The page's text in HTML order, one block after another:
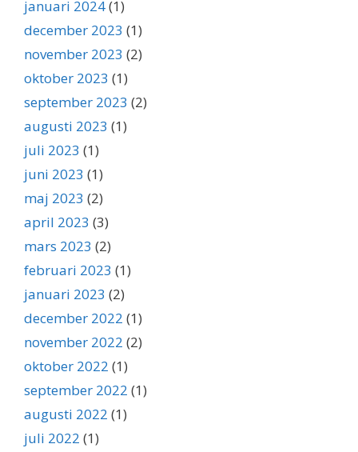
januari 2024(1)
december 2023 (1)
november 2023 (2)
oktober 2023 (1)
september 2023 (2)
augusti 2023 (1)
juli 2023 (1)
juni 2023 (1)
maj 2023 (2)
april 2023 (3)
mars 2023 (2)
februari 2023 (1)
januari 2023 (2)
december 2022 (1)
november 2022 (2)
oktober 2022 (1)
september 2022 (1)
augusti 2022 (1)
juli 2022 (1)